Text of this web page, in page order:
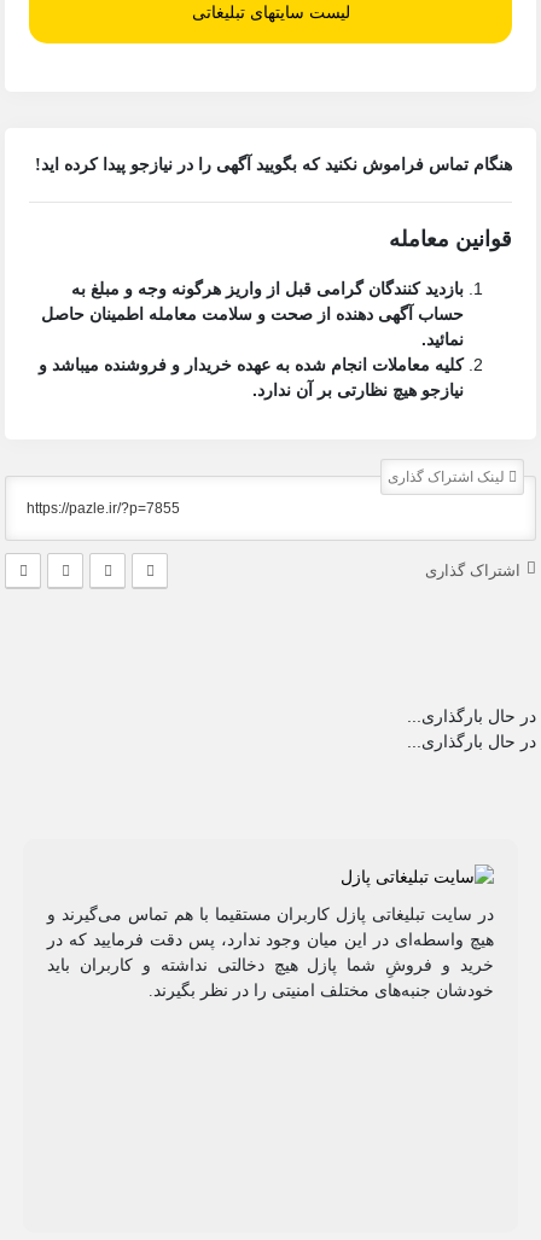
لیست سایتهای تبلیغاتی
هنگام تماس فراموش نکنید که بگویید آگهی را درنیازجوپیدا کرده اید!
قوانین معامله
بازدید کنندگان گرامی قبل از واریز هرگونه وجه و مبلغ به
حساب آگهی دهنده از صحت و سلامت معامله اطمینان حاصل
نمائید.
کلیه معاملات انجام شده به عهده خریدار و فروشنده میباشد و
نیازجو هیچ نظارتی بر آن ندارد.
لینک اشتراک گذاری
اشتراک گذاری
در حال بارگذاری...
در حال بارگذاری...
در سایت تبلیغاتی پازل کاربران مستقیما با هم تماس می‌گیرند و
هیچ واسطه‌ای در این میان وجود ندارد، پس دقت فرمایید که در
خرید و فروشِ شما پازل هیچ دخالتی نداشته و کاربران باید
خودشان جنبه‌های مختلف امنیتی را در نظر بگیرند.